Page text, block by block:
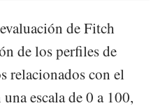
de Fitch
de los perfiles de
relacionados con el
escala de 0 a 100,